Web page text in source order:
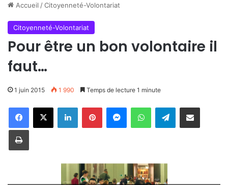
Accueil /Citoyenneté-Volontariat
Citoyenneté-Volontariat
Pour être un bon volontaire il
faut…
1 juin 2015 1 990 Temps de lecture 1 minute
LinkedinPinterestMessengerWhatsAppTelegramPartager par email
Imprimer